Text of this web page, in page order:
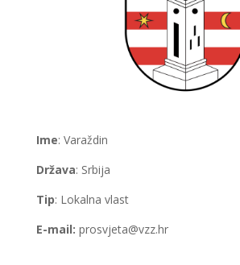
Ime: Varaždin
Država: Srbija
Tip: Lokalna vlast
E-mail: prosvjeta@vzz.hr